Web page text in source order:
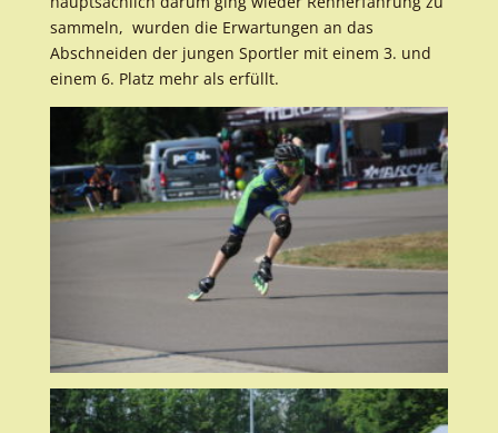
sammeln, wurden die Erwartungen an das
Abschneiden der jungen Sportler mit einem 3. und
einem 6. Platz mehr als erfüllt.